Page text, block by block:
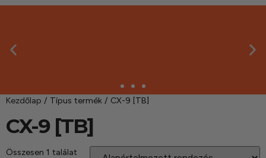
Kezdőlap / Típus termék / CX-9 [TB]
CX-9 [TB]
Összesen 1 találat